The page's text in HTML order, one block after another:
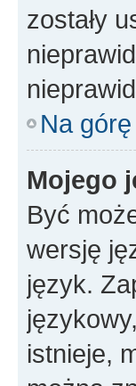
zostały
Na górę
Mojego
Być
wersję
język.
istnieje,